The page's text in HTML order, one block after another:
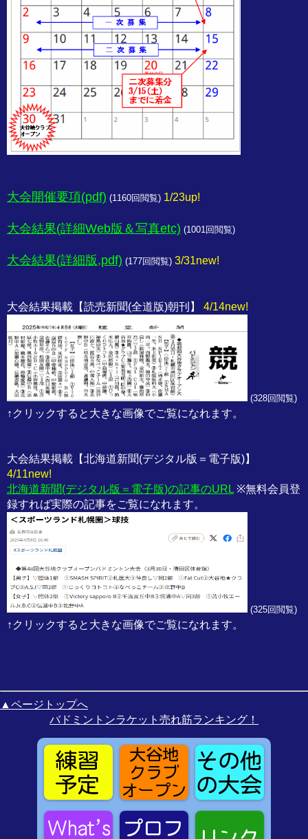
大会開催要項(pdf) (1160回閲覧) 1/23up!
大会結果(詳細Web版＆写真etc) (1001回閲覧)
大会結果(詳細版,pdf) (177回閲覧) 3/31new!
大会結果掲載【読売新聞(全道版)朝刊】 4/14new!
(328回閲覧)
↑クリックすると大きな画像でご覧になれます。
大会結果掲載【北海道新聞(デジタル版＝電子版)】
4/11new!
北海道新聞(デジタル版＝電子版)の記事のURL ※無料会員登
録すれば実際の記事をご覧になれます。
(325回閲覧)
↑クリックすると大きな画像でご覧になれます。
▲ページトップへ
バドミントンラケット売れ筋ランキング！